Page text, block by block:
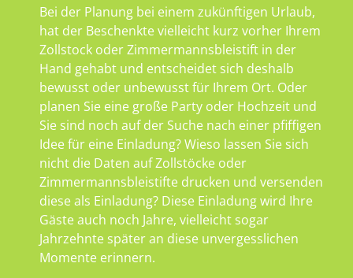
Bei der Planung bei einem zukünftigen Urlaub,
hat der Beschenkte vielleicht kurz vorher Ihrem
Zollstock oder Zimmermannsbleistift in der
Hand gehabt und entscheidet sich deshalb
bewusst oder unbewusst für Ihrem Ort. Oder
planen Sie eine große Party oder Hochzeit und
Sie sind noch auf der Suche nach einer pfiffigen
Idee für eine Einladung? Wieso lassen Sie sich
nicht die Daten auf Zollstöcke oder
Zimmermannsbleistifte drucken und versenden
diese als Einladung? Diese Einladung wird Ihre
Gäste auch noch Jahre, vielleicht sogar
Jahrzehnte später an diese unvergesslichen
Momente erinnern.